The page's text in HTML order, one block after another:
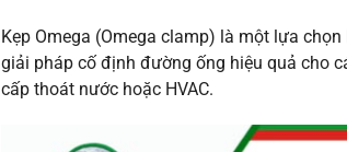
Kẹp Omega (Omega clamp) là một lựa
giải pháp cố định đường ống hiệu quả cho
cấp thoát nước hoặc HVAC.